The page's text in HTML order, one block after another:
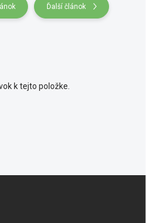
Ďalší článok
k tejto položke.